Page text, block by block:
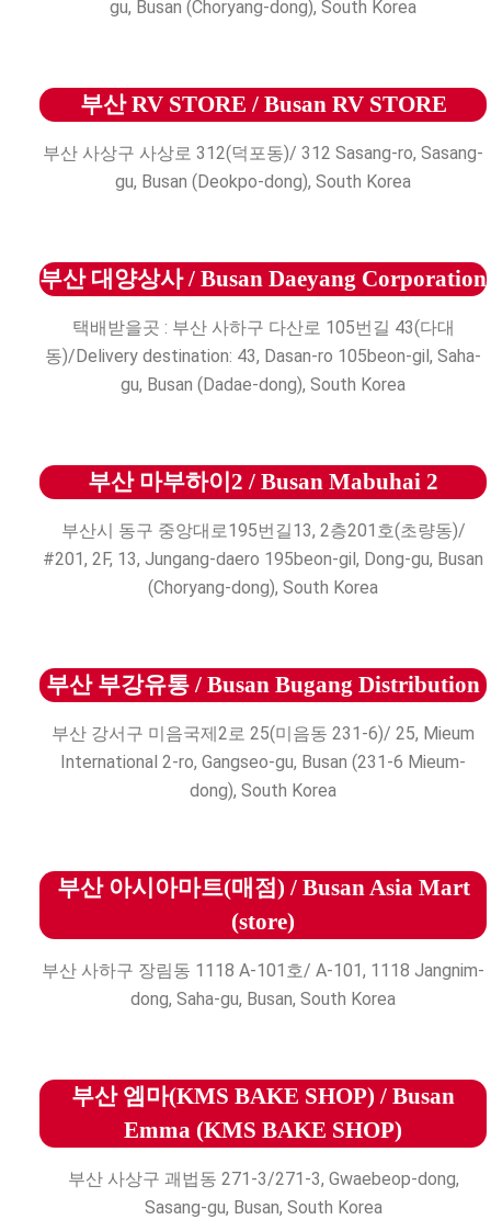
gu, Busan (Choryang-dong), South Korea
부산 RV STORE / Busan RV STORE
부산 사상구 사상로 312(덕포동)/ 312 Sasang-ro, Sasang-
gu, Busan (Deokpo-dong), South Korea
부산 대양상사 / Busan Daeyang Corporation
택배받을곳 : 부산 사하구 다산로 105번길 43(다대
동)/Delivery destination: 43, Dasan-ro 105beon-gil, Saha-
gu, Busan (Dadae-dong), South Korea
부산 마부하이2 / Busan Mabuhai 2
부산시 동구 중앙대로195번길13, 2층201호(초량동)/
#201, 2F, 13, Jungang-daero 195beon-gil, Dong-gu, Busan
(Choryang-dong), South Korea
부산 부강유통 / Busan Bugang Distribution
부산 강서구 미음국제2로 25(미음동 231-6)/ 25, Mieum
International 2-ro, Gangseo-gu, Busan (231-6 Mieum-
dong), South Korea
부산 아시아마트(매점) / Busan Asia Mart
(store)
부산 사하구 장림동 1118 A-101호/ A-101, 1118 Jangnim-
dong, Saha-gu, Busan, South Korea
부산 엠마(KMS BAKE SHOP) / Busan
Emma (KMS BAKE SHOP)
부산 사상구 괘법동 271-3/271-3, Gwaebeop-dong,
Sasang-gu, Busan, South Korea